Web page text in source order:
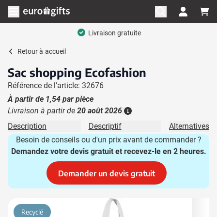
Aller au contenu
Ouvrir le menu
Livraison gratuite
Retour à accueil
Sac shopping Ecofashion
Référence de l'article: 32676
À partir de 1,54 par pièce
Livraison à partir de 20 août 2026
Description Descriptif
Alternatives
Besoin de conseils ou d'un prix avant de commander ?
Demandez votre devis gratuit et recevez-le en 2 heures.
Demander un devis gratuit
Recyclé
Image principale
Cliquez pour voir l'image en plein écran